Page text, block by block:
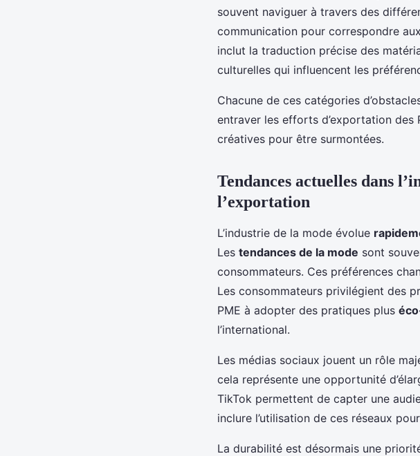
souvent naviguer à travers des
communication pour correspondre
inclut la traduction précise des
culturelles qui influencent les
Chacune de ces catégories
entraver les efforts d’exportation des
créatives pour être surmontées.
Tendances actuelles dans
l’exportation
L’industrie de la mode évolue
Les tendances de la mode sont
consommateurs. Ces préférences
Les consommateurs privilégient des
PME à adopter des pratiques plus
l’international.
Les médias sociaux jouent un rôle
cela représente une opportunité
TikTok permettent de capter une
inclure l’utilisation de ces réseaux
La durabilité est désormais une